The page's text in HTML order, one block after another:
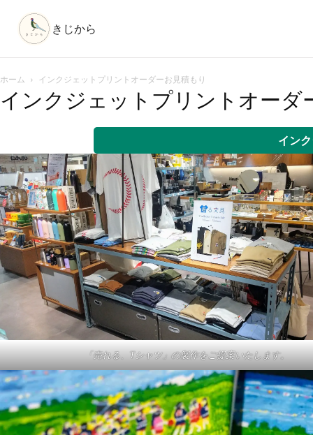
きじから
ホーム インクジェットプリントオーダーお見積もり
インクジェットプリントオーダ
イン
「売れる、Tシャツ」の製作をご提案いたします。